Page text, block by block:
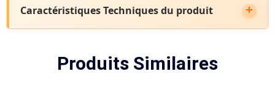
Caractéristiques Techniques du produit
Produits Similaires